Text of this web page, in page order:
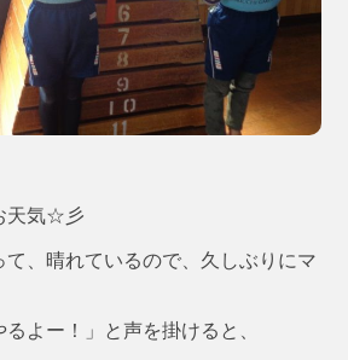
天気☆彡
て、晴れているので、久しぶりにマ
るよー！」と声を掛けると、